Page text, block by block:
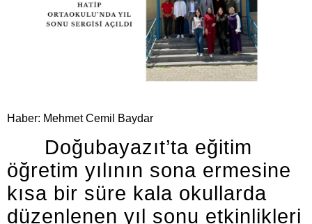
Haber: Mehmet Cemil Baydar
Doğubayazıt’ta eğitim
öğretim yılının sona ermesine
kısa bir süre kala okullarda
düzenlenen yıl sonu etkinlikleri